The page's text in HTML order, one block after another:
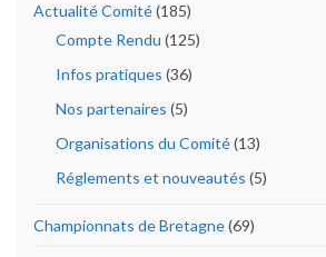
Actualité Comité(185)
Compte Rendu (125)
Infos pratiques (36)
Nos partenaires (5)
Organisations du Comité(13)
Réglements et nouveautés (5)
Championnats de Bretagne(69)